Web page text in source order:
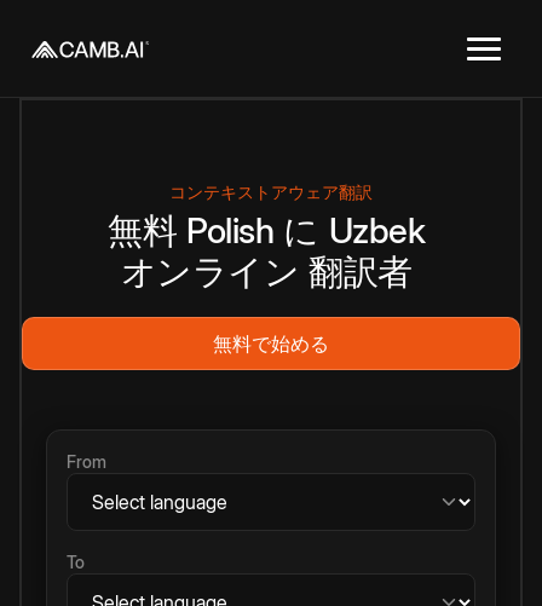
コンテキストアウェア翻訳
無料 Polish に Uzbek
オンライン 翻訳者
無料で始める
From
To